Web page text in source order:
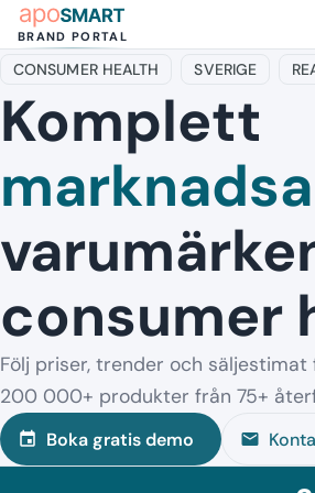
BRAND PORTAL
Tillbaka till Aposmart.se
CONSUMER HEALTH SVERIGE
Komplett
consumer
Följ priser, trender och
200 000+ produkter från 75+
event Boka gratis demo mail